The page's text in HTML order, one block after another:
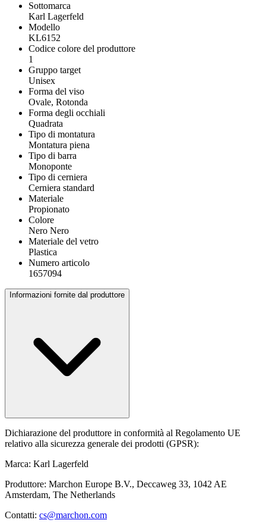
Sottomarca
Karl Lagerfeld
Modello
KL6152
Codice colore del produttore
1
Gruppo target
Unisex
Forma del viso
Ovale, Rotonda
Forma degli occhiali
Quadrata
Tipo di montatura
Montatura piena
Tipo di barra
Monoponte
Tipo di cerniera
Cerniera standard
Materiale
Propionato
Colore
Nero Nero
Materiale del vetro
Plastica
Numero articolo
1657094
Informazioni fornite dal produttore
Dichiarazione del produttore in conformità al Regolamento UE
relativo alla sicurezza generale dei prodotti (GPSR):
Marca: Karl Lagerfeld
Produttore: Marchon Europe B.V., Deccaweg 33, 1042 AE
Amsterdam, The Netherlands
Contatti: cs@marchon.com